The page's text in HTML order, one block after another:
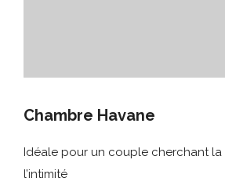
Chambre Havane
Idéale pour un couple cherchant la
l’intimité